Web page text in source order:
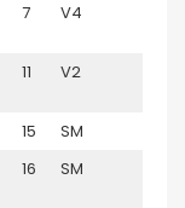
7 V4
11 V2
15 SM
16 SM